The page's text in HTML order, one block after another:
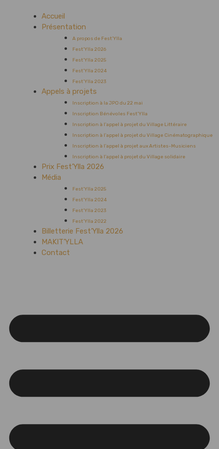
Accueil
Présentation
A propos de Fest’Ylla
Fest’Ylla 2026
Fest’Ylla 2025
Fest’Ylla 2024
Fest’Ylla 2023
Appels à projets
Inscription à la JPO du 22 mai
Inscription Bénévoles Fest’Ylla
Inscription à l’appel à projet du Village Littéraire
Inscription à l’appel à projet du Village Cinématographique
Inscription à l’appel à projet aux Artistes-Musiciens
Inscription à l’appel à projet du Village solidaire
Prix Fest’Ylla 2026
Média
Fest’Ylla 2025
Fest’Ylla 2024
Fest’Ylla 2023
Fest’Ylla 2022
Billetterie Fest’Ylla 2026
MAKIT’YLLA
Contact